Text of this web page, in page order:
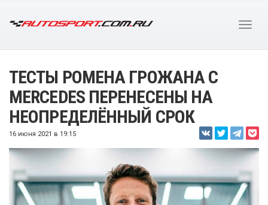
ТЕСТЫ РОМЕНА ГРОЖАНА С
MERCEDES ПЕРЕНЕСЕНЫ НА
НЕОПРЕДЕЛЁННЫЙ СРОК
16 июня 2021 в 19:15